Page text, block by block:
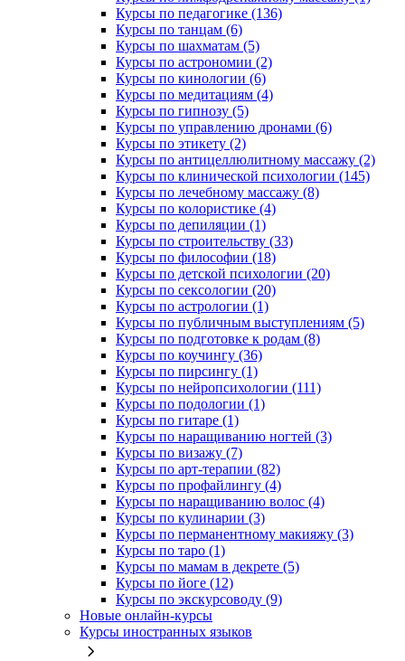
Курсы по педагогике (136)
Курсы по танцам (6)
Курсы по шахматам (5)
Курсы по астрономии (2)
Курсы по кинологии (6)
Курсы по медитациям (4)
Курсы по гипнозу (5)
Курсы по управлению дронами (6)
Курсы по этикету (2)
Курсы по антицеллюлитному массажу (2)
Курсы по клинической психологии (145)
Курсы по лечебному массажу (8)
Курсы по колористике (4)
Курсы по депиляции (1)
Курсы по строительству (33)
Курсы по философии (18)
Курсы по детской психологии (20)
Курсы по сексологии (20)
Курсы по астрологии (1)
Курсы по публичным выступлениям (5)
Курсы по подготовке к родам (8)
Курсы по коучингу (36)
Курсы по пирсингу (1)
Курсы по нейропсихологии (111)
Курсы по подологии (1)
Курсы по гитаре (1)
Курсы по наращиванию ногтей (3)
Курсы по визажу (7)
Курсы по арт-терапии (82)
Курсы по профайлингу (4)
Курсы по наращиванию волос (4)
Курсы по кулинарии (3)
Курсы по перманентному макияжу (3)
Курсы по таро (1)
Курсы по мамам в декрете (5)
Курсы по йоге (12)
Курсы по экскурсоводу (9)
Новые онлайн‑курсы
Курсы иностранных языков